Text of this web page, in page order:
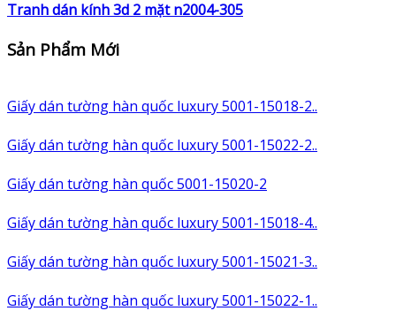
Tranh dán kính 3d 2 mặt n2004-305
Sản Phẩm Mới
Giấy dán tường hàn quốc luxury 5001-15018-2..
Giấy dán tường hàn quốc luxury 5001-15022-2..
Giấy dán tường hàn quốc 5001-15020-2
Giấy dán tường hàn quốc luxury 5001-15018-4..
Giấy dán tường hàn quốc luxury 5001-15021-3..
Giấy dán tường hàn quốc luxury 5001-15022-1..